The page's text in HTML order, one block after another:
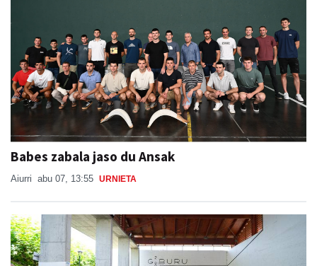
Babes zabala jaso du Ansak
Aiurri abu 07, 13:55 URNIETA